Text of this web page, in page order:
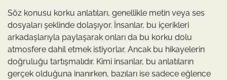
Söz konusu korku anlatıları, genellikle metin veya ses
dosyaları şeklinde dolaşıyor. İnsanlar, bu içerikleri
arkadaşlarıyla paylaşarak onları da bu korku dolu
atmosfere dahil etmek istiyorlar. Ancak bu hikayelerin
doğruluğu tartışmalıdır. Kimi insanlar, bu anlatıların
gerçek olduğuna inanırken, bazıları ise sadece eğlence